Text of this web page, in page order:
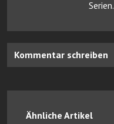
Serien.
Kommentar schreiben
Ähnliche Artikel